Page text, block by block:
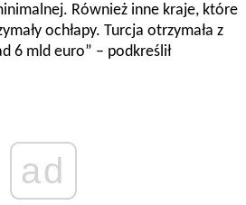
Również inne kraje, które
ochłapy. Turcja otrzymała z
6 mld euro” – podkreślił
ad